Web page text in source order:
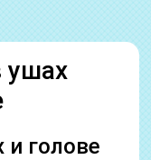
ушах
голове